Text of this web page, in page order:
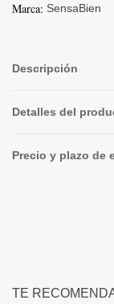
Marca: SensaBien
Descripción
Detalles del
Precio y plazo de
TE